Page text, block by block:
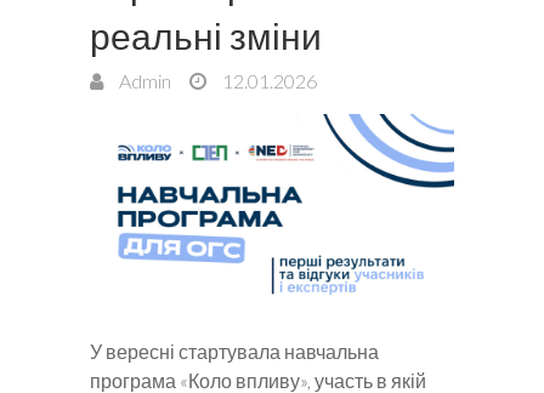
реальні зміни
Admin 12.01.2026
У вересні стартувала навчальна
програма «Коло впливу», участь в якій